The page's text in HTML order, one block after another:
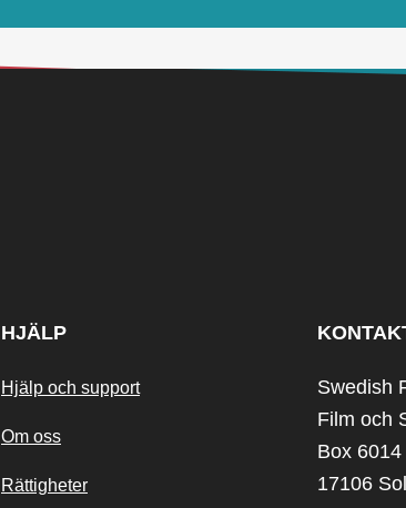
HJÄLP
Hjälp och support
Om oss
Rättigheter
Swedish
Film och
Box 6014
17106